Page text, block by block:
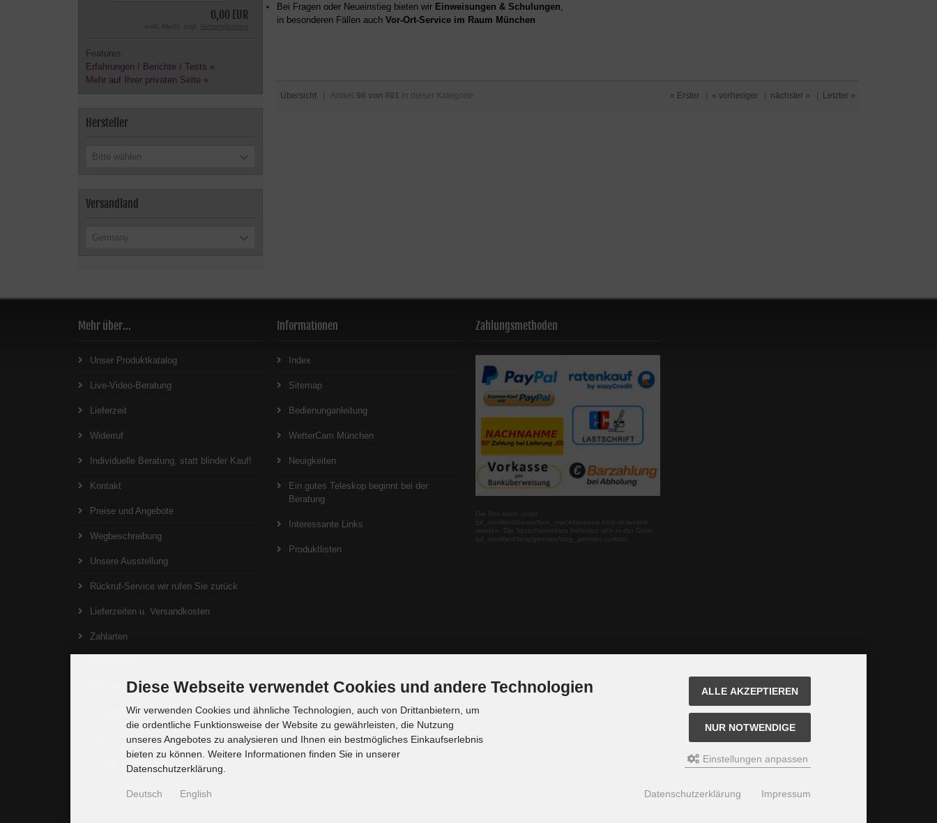
Bei Fragen oder Neueinstieg bieten wir Einweisungen & Schulungen
in besonderen Fällen auch Vor-Ort-Service im Raum München
Übersicht | Artikel 96 von 801 in dieser Kategorie « Erster | « vorheriger | nächster » | Letzter »
0,00 EUR
exkl. MwSt. zzgl.
Features:
Erfahrungen / Berichte / Tests »
Mehr auf Ihrer privaten Seite »
Hersteller
Bitte wählen
Versandland
Germany
Mehr über...
Unser Produktkatalog
Live-Video-Beratung
Lieferzeit
Widerruf
Individuelle Beratung, statt blinder Kauf!
Kontakt
Preise und Angebote
Wegbeschreibung
Unsere Ausstellung
Rückruf-Service wir rufen Sie zurück
Lieferzeiten u. Versandkosten
Zahlarten
AGB und Widerrufsrecht
Privatsphäre und Datenschutz
Informationen
Index
Sitemap
Bedienunganleitung
WetterCam München
Neuigkeiten
Ein gutes Teleskop beginnt bei der
Beratung
Interessante Links
Produktlisten
Zahlungsmethoden
Die Box kann unter
tpl_modified/boxes/box_miscellaneous.html verändert
werden. Die Sprachvariablen befinden sich in der Datei
Diese Webseite verwendet Cookies und andere Technologien
Wir verwenden Cookies und ähnliche Technologien, auch von Drittanbietern, um
die ordentliche Funktionsweise der Website zu gewährleisten, die Nutzung
unseres Angebotes zu analysieren und Ihnen ein bestmögliches Einkaufserlebnis
bieten zu können. Weitere Informationen finden Sie in unserer
Datenschutzerklärung.
ALLE AKZEPTIEREN
NUR NOTWENDIGE
Einstellungen anpassen
Deutsch English Datenschutzerklärung Impressum